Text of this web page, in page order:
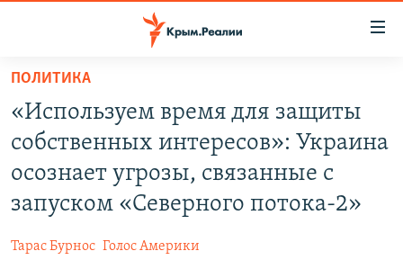
Вернуться
основному
содержанию
главной
Вернутся
СПЕЦПРОЕКТЫ
КАРТА ВОЕННЫХ ОБЪЕКТОВ КРЫМА
ПОЛИТИКА
«Используем время для защиты
собственных интересов»: Украина
осознает угрозы, связанные с
запуском «Северного потока-2»
Тарас Бурнос Голос Америки